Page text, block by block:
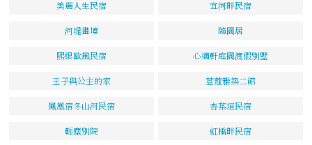
美麗人生民宿 宜河畔民宿
河堤畫境 隨園居
熙緹歐風民宿 心適軒庭園渡假別墅
王子與公主的家 荳蔻雅築二館
鳳凰宿冬山河民宿 杏葉垣民宿
輕塵別院 虹橋畔民宿